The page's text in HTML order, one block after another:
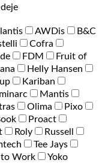
AWDis
B&C
Cofra
FDM
Fruit of
Helly Hansen
Kariban
Mantis
Olima
Pixo
Proact
Roly
Russell
Tee Jays
Work
Yoko